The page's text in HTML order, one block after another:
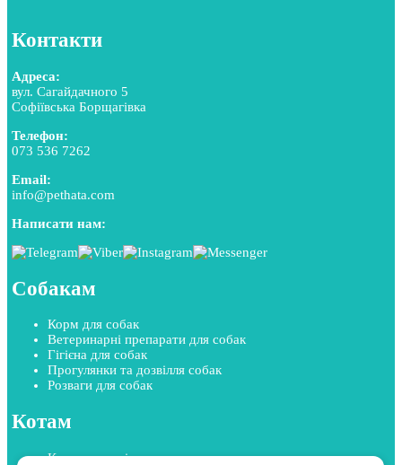
Контакти
Адреса:
вул. Сагайдачного 5
Софіївська Борщагівка
Телефон:
073 536 7262
Email:
info@pethata.com
Написати нам:
Собакам
Корм для собак
Ветеринарні препарати для собак
Гігієна для собак
Прогулянки та дозвілля собак
Розваги для собак
Котам
Корм для котів